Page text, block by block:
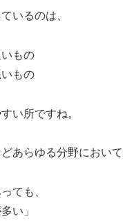
いるのは、
もの
もの
い所ですね。
あらゆる分野において
ても、
い」